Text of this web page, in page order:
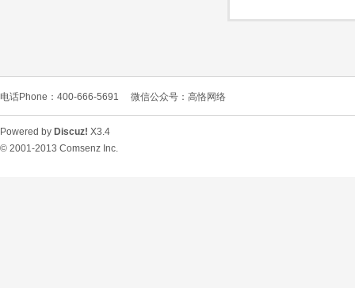
电话Phone：400-666-5691 微信公众号：高恪网络
Powered by Discuz! X3.4
© 2001-2013 Comsenz Inc.